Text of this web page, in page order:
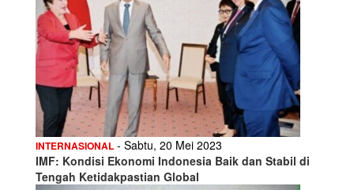
INTERNASIONAL - Sabtu, 20 Mei 2023
IMF: Kondisi Ekonomi Indonesia Baik dan Stabil di
Tengah Ketidakpastian Global